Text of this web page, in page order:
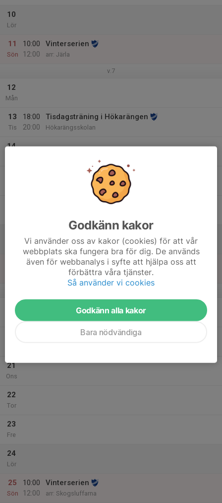
10
Lör
11
Sön
10:00
12:00
Vinterserien
arr: Järla
v.7
12
Mån
13
Tis
18:00
20:00
Tisdagsträning i Hökarängen
Hökarängsskolan
14
16:00
Oppunda
10:00
Vinterserien
arr: Tumba-Mälarhöjden
19
Mån
Tisdagsträning i Hökarängen
21
Ons
22
Tor
23
Fre
24
Lör
25
Sön
10:00
12:00
Vinterserien
arr: Skogsluffarna
Godkänn kakor
Vi använder oss av kakor (cookies) för att vår
webbplats ska fungera bra för dig. De används
även för webbanalys i syfte att hjälpa oss att
förbättra våra tjänster.
Så använder vi cookies
Godkänn alla kakor
Bara nödvändiga